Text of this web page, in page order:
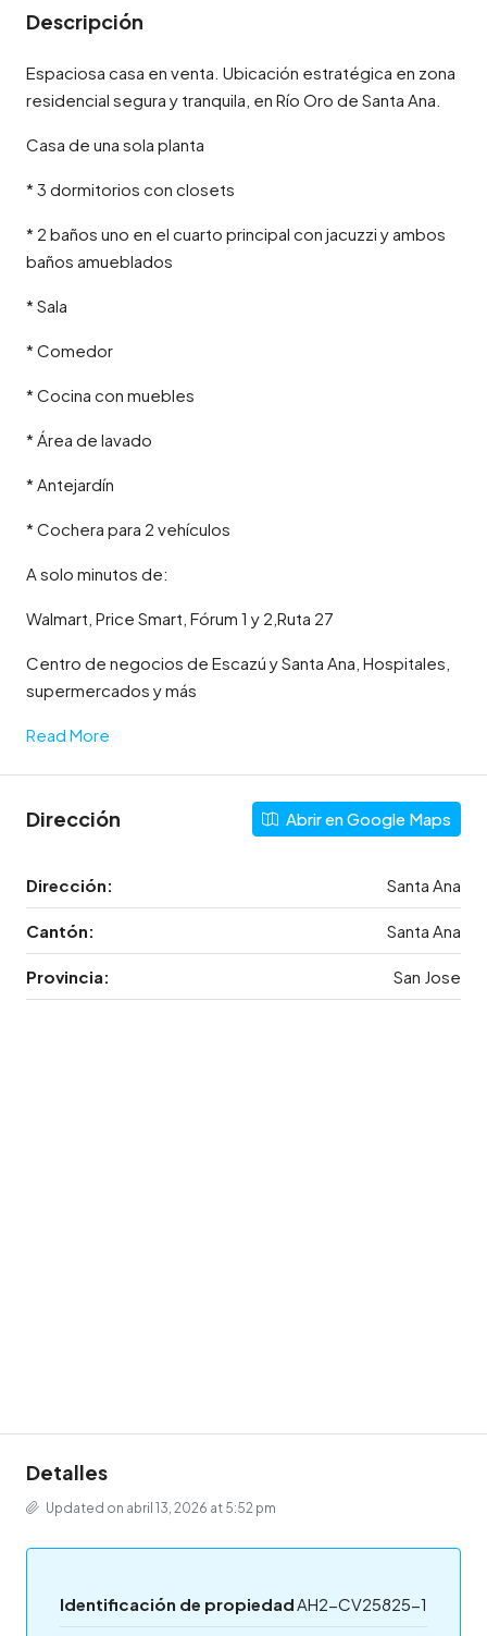
Descripción
Espaciosa casa en venta. Ubicación estratégica en zona
residencial segura y tranquila, en Río Oro de Santa Ana.
Casa de una sola planta
* 3 dormitorios con closets
* 2 baños uno en el cuarto principal con jacuzzi y ambos
baños amueblados
* Sala
* Comedor
* Cocina con muebles
* Área de lavado
* Antejardín
* Cochera para 2 vehículos
A solo minutos de:
Walmart, Price Smart, Fórum 1 y 2,Ruta 27
Centro de negocios de Escazú y Santa Ana, Hospitales,
supermercados y más
Read More
Dirección Abrir en Google Maps
Dirección: Santa Ana
Cantón: Santa Ana
Provincia: San Jose
Detalles
Updated on abril 13, 2026 at 5:52 pm
Identificación de propiedad AH2-CV25825-1